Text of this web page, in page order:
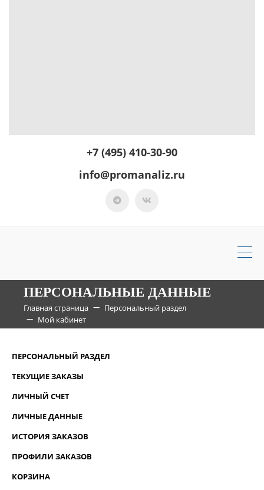
+7 (495) 410-30-90
info@promanaliz.ru
ПЕРСОНАЛЬНЫЕ ДАННЫЕ
Главная страница
Персональный раздел
Мой кабинет
ПЕРСОНАЛЬНЫЙ РАЗДЕЛ
ТЕКУЩИЕ ЗАКАЗЫ
ЛИЧНЫЙ СЧЕТ
ЛИЧНЫЕ ДАННЫЕ
ИСТОРИЯ ЗАКАЗОВ
ПРОФИЛИ ЗАКАЗОВ
КОРЗИНА